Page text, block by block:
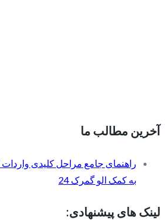
آخرین مطالب ما
راهنمای جامع مراحل کلیدی
به کمک الو گمرک 24
لینک های پیشنهادی: